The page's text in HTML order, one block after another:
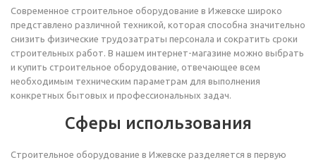
Современное строительное оборудование в Ижевске широко
представлено различной техникой, которая способна значительно
снизить физические трудозатраты персонала и сократить сроки
строительных работ. В нашем интернет-магазине можно выбрать
и купить строительное оборудование, отвечающее всем
необходимым техническим параметрам для выполнения
конкретных бытовых и профессиональных задач.
Сферы использования
Строительное оборудование в Ижевске разделяется в первую